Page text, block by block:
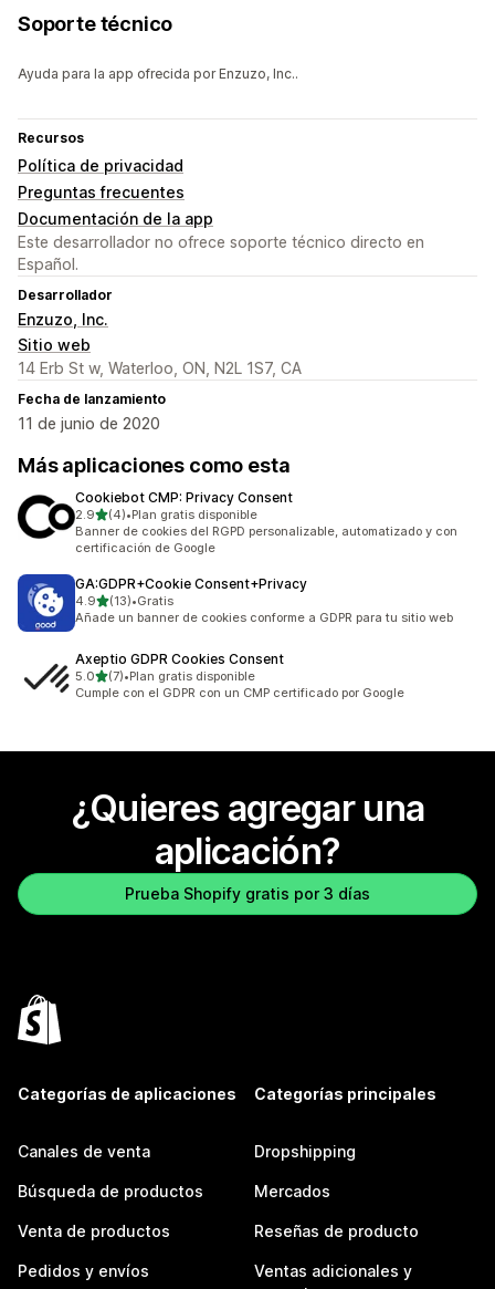
Soporte técnico
Ayuda para la app ofrecida por Enzuzo, Inc..
Recursos
Política de privacidad
Preguntas frecuentes
Documentación de la app
Este desarrollador no ofrece soporte técnico directo en
Español.
Desarrollador
Enzuzo, Inc.
Sitio web
14 Erb St w, Waterloo, ON, N2L 1S7, CA
Fecha de lanzamiento
11 de junio de 2020
Más aplicaciones como esta
Cookiebot CMP: Privacy Consent
2.9de 5 estrellas
(4)
4 reseñas en total
•Plan gratis disponible
Banner de cookies del RGPD personalizable, automatizado y con
certificación de Google
GA:GDPR+Cookie Consent+Privacy
4.9de 5 estrellas
(13)
13 reseñas en total
•Gratis
Añade un banner de cookies conforme a GDPR para tu sitio web
Axeptio GDPR Cookies Consent
5.0de 5 estrellas
(7)
7 reseñas en total
•Plan gratis disponible
Cumple con el GDPR con un CMP certificado por Google
¿Quieres agregar una
aplicación?
Prueba Shopify gratis por 3 días
Categorías de aplicaciones
Canales de venta
Búsqueda de productos
Venta de productos
Pedidos y envíos
Categorías principales
Dropshipping
Mercados
Reseñas de producto
Ventas adicionales y